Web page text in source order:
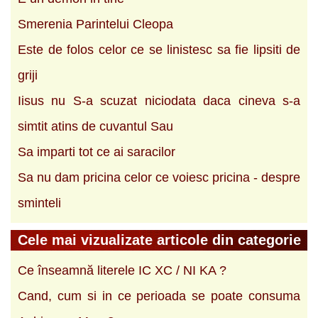
Smerenia Parintelui Cleopa
Este de folos celor ce se linistesc sa fie lipsiti de
griji
Iisus nu S-a scuzat niciodata daca cineva s-a
simtit atins de cuvantul Sau
Sa imparti tot ce ai saracilor
Sa nu dam pricina celor ce voiesc pricina - despre
sminteli
Cele mai vizualizate articole din categorie
Ce înseamnă literele IC XC / NI KA ?
Cand, cum si in ce perioada se poate consuma